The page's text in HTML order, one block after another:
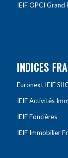
IEIF OPCI Grand
INDICES
Euronext IEIF
IEIF Activités
IEIF Foncières
IEIF Immobilier